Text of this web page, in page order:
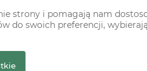
strony i pomagają nam
do swoich preferencji,